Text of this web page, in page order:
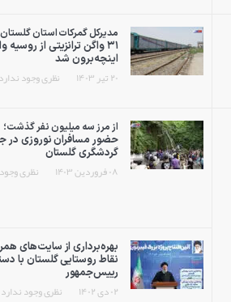
مدیرکل گمرکات استان
۳۱ واگن ترانزیتی از روسیه
اینچه‌برون شد
۲۰ تیر ۱۴۰۳ نظری وجود ندارد
از مرز سه میلیون نفر گذشت؛
حضور مسافران نوروزی در
گردشگری گلستان
۰۸ فروردین ۱۴۰۳ نظری
بهره‌برداری از سایت‌های
نقاط روستایی گلستان با
رییس‌جمهور
۰۲ دی ۱۴۰۲ نظری وجود ندارد